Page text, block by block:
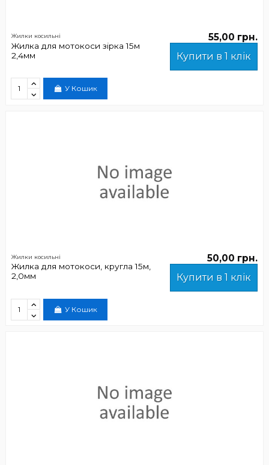
Жилки косильні
Жилка для мотокоси зірка 15м
2,4мм
55,00 грн.
Купити в 1 клік
У Кошик
Жилки косильні
Жилка для мотокоси, кругла 15м,
2,0мм
50,00 грн.
Купити в 1 клік
У Кошик